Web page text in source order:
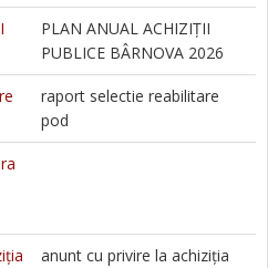
PLAN ANUAL ACHIZIȚII
PUBLICE BÂRNOVA 2026
raport selectie reabilitare
pod
anunt cu privire la achiziția